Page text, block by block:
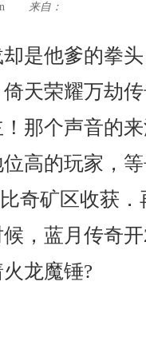
来自：
是他爹的拳
天荣耀万劫
那个声音的
高的玩家，
奇矿区收获
，蓝月传奇
龙魔锤?